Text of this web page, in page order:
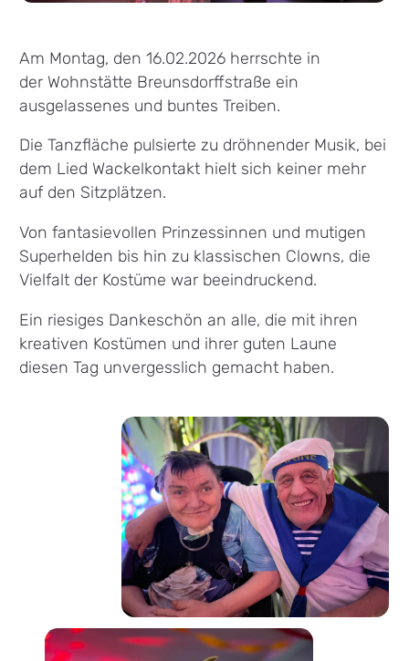
Am Montag, den 16.02.2026 herrschte in
der Wohnstätte Breunsdorffstraße ein
ausgelassenes und buntes Treiben.
Die Tanzfläche pulsierte zu dröhnender Musik, bei
dem Lied Wackelkontakt hielt sich keiner mehr
auf den Sitzplätzen.
Von fantasievollen Prinzessinnen und mutigen
Superhelden bis hin zu klassischen Clowns, die
Vielfalt der Kostüme war beeindruckend.
Ein riesiges Dankeschön an alle, die mit ihren
kreativen Kostümen und ihrer guten Laune
diesen Tag unvergesslich gemacht haben.